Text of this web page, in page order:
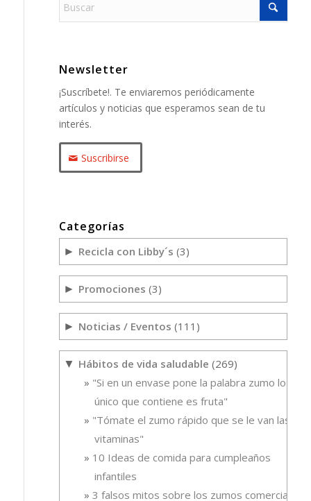
Newsletter
¡Suscríbete!. Te enviaremos periódicamente
artículos y noticias que esperamos sean de tu
interés.
Suscribirse
Categorías
► Recicla con Libby´s (3)
► Promociones (3)
► Noticias / Eventos (111)
▼ Hábitos de vida saludable (269)
"Si en un envase pone la palabra zumo lo
único que contiene es fruta"
"Tómate el zumo rápido que se le van las
vitaminas"
10 Ideas de comida para cumpleaños
infantiles
3 falsos mitos sobre los zumos comerciales